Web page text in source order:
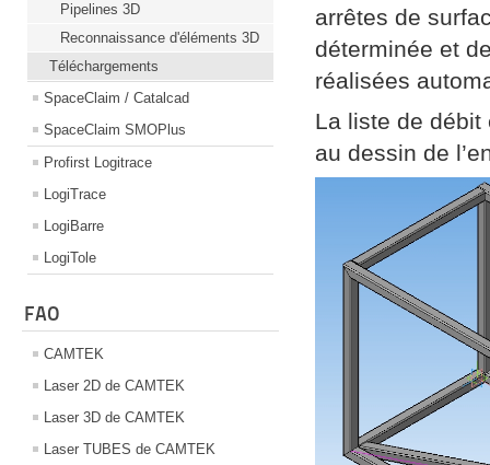
Pipelines 3D
Reconnaissance d'éléments 3D
Téléchargements
SpaceClaim / Catalcad
SpaceClaim SMOPlus
Profirst Logitrace
LogiTrace
LogiBarre
LogiTole
FAO
CAMTEK
Laser 2D de CAMTEK
Laser 3D de CAMTEK
Laser TUBES de CAMTEK
arrêtes de
déterminée et
réalisées
La liste de débit
au dessin de